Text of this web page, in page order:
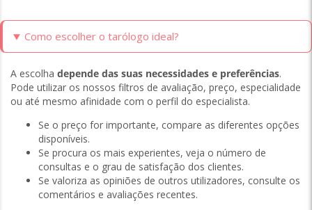
Como escolher o tarólogo ideal?
A escolha depende das suas necessidades e preferências.
Pode utilizar os nossos filtros de avaliação, preço, especialidade
ou até mesmo afinidade com o perfil do especialista.
Se o preço for importante, compare as diferentes opções
disponíveis.
Se procura os mais experientes, veja o número de
consultas e o grau de satisfação dos clientes.
Se valoriza as opiniões de outros utilizadores, consulte os
comentários e avaliações recentes.